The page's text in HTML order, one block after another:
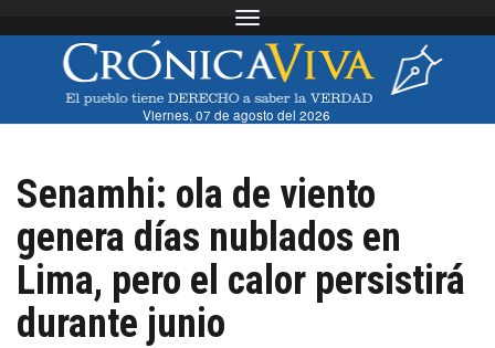
Toggle navigation
Viernes, 07 de agosto del 2026
Senamhi: ola de viento
genera días nublados en
Lima, pero el calor persistirá
durante junio